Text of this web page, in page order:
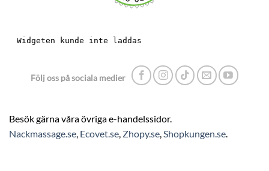
Följ oss på sociala medier
Besök gärna våra övriga e-handelssidor.
Nackmassage.se, Ecovet.se, Zhopy.se,Shopkungen.se.